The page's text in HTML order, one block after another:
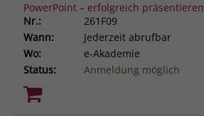
PowerPoint – erfolgreich präsentieren
Nr.:
261F09
Wann:
Jederzeit abrufbar
Wo:
e-Akademie
Status:
Anmeldung möglich